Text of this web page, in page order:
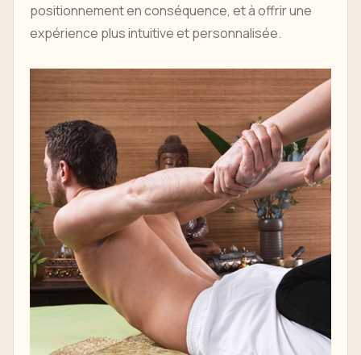
positionnement en conséquence, et à offrir une
expérience plus intuitive et personnalisée.